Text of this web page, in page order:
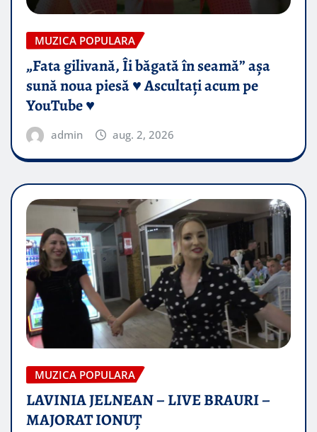
MUZICA POPULARA
„Fata gilivană, Îi băgată în seamă” așa
sună noua piesă ♥️ Ascultați acum pe
YouTube ♥️
admin aug. 2, 2026
MUZICA POPULARA
LAVINIA JELNEAN – LIVE BRAURI –
MAJORAT IONUŢ